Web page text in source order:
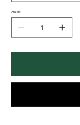
Anzahl